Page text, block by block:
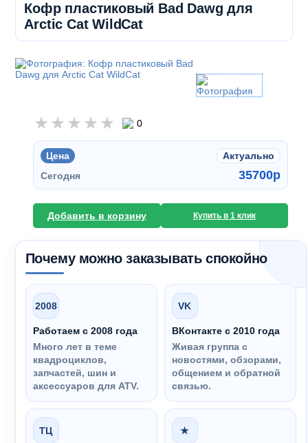
Кофр пластиковый Bad Dawg для
Arctic Cat WildCat
0
Цена
Актуально
Сегодня
35700p
Добавить в корзину Купить в 1 клик
Почему можно заказывать спокойно
2008
Работаем с 2008 года
Много лет в теме
квадроциклов,
запчастей, шин и
аксессуаров для ATV.
VK
ВКонтакте с 2010 года
Живая группа с
новостями, обзорами,
общением и обратной
связью.
ТЦ ★